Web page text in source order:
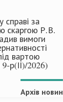
справі за
скаргою Р.В.
вимоги
вартою
р(ІІ)/2026)
Архів новин